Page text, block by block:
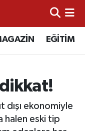
EĞİTİM
dikkat!
dışı ekonomiyle
halen eski tip